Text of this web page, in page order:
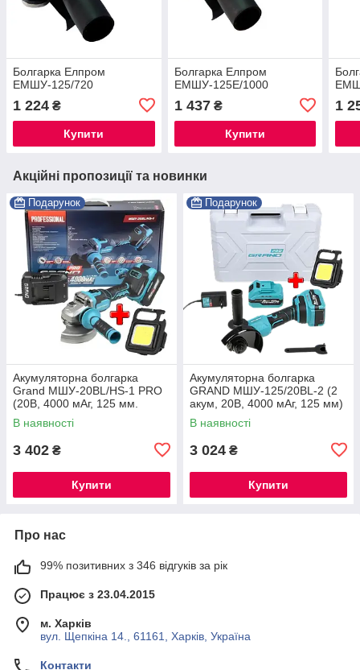
Болгарка Елпром
ЕМШУ-125/720
1 224 ₴
Купити
Болгарка Елпром
ЕМШУ-125Е/1000
1 437₴
Купити
1
Акційні пропозиції та новинки
Подарунок
Акумуляторна болгарка
Grand МШУ-20BL/HS-1 PRO
(20В, 4000 мАг, 125 мм.
ЧЕХІЯ)
В наявності
3 402 ₴
Купити
Подарунок
Акумуляторна болгарка
GRAND МШУ-125/20BL-2 (2
акум, 20В, 4000 мАг, 125 мм)
В наявності
3 024 ₴
Купити
Про нас
99% позитивних з 346 відгуків за рік
Працює з 23.04.2015
м. Харків
вул. Щепкіна 14., 61161, Харків, Україна
Контакти